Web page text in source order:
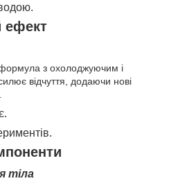
з охолоджуючим і
відчуття, додаючи нові
тіла